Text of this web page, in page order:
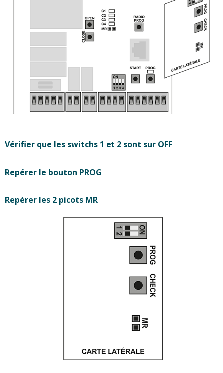
Vérifier que les switchs 1 et 2 sont sur OFF
Repérer le bouton PROG
Repérer les 2 picots MR